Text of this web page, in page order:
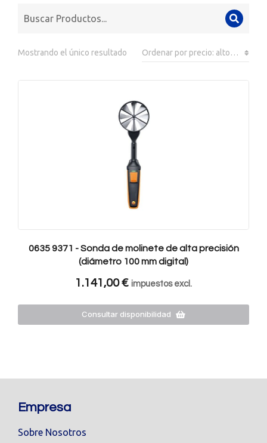
Mostrando el único resultado
0635 9371 - Sonda de molinete de alta precisión
(diámetro 100 mm digital)
1.141,00€ impuestos excl.
Consultar disponibilidad
Empresa
Sobre Nosotros